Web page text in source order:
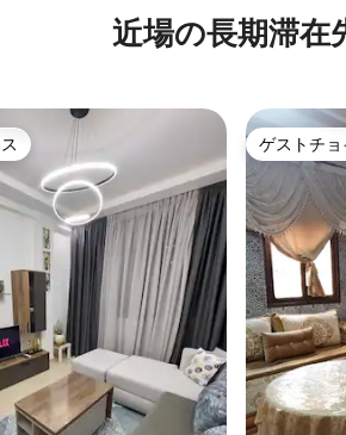
近場の長期滞在
ゲストチョ
ゲストチョ